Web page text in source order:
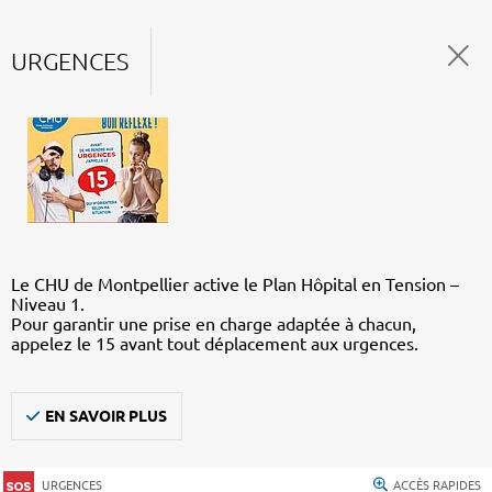
URGENCES
Le CHU de Montpellier active le Plan Hôpital en Tension –
Niveau 1.
Pour garantir une prise en charge adaptée à chacun,
appelez le 15 avant tout déplacement aux urgences.
EN SAVOIR PLUS
URGENCES ACCÈS RAPIDES